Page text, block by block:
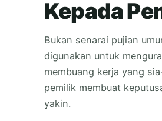
Kepada
Bukan senarai pujian
digunakan untuk
membuang kerja yang
pemilik membuat
yakin.